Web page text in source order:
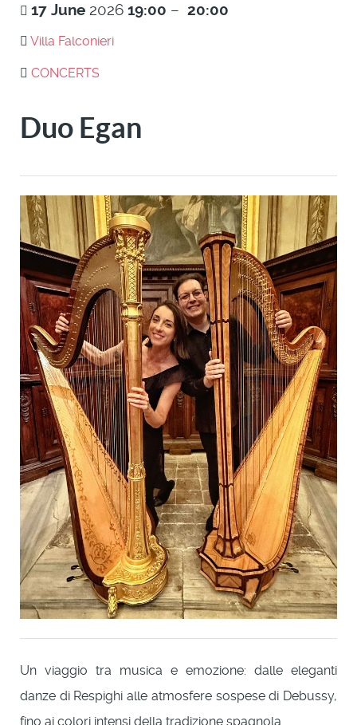
17 June 2026 19:00 – 20:00
Villa Falconieri
CONCERTS
Duo Egan
Un viaggio tra musica e emozione: dalle eleganti
danze di Respighi alle atmosfere sospese di Debussy,
fino ai colori intensi della tradizione spagnola.